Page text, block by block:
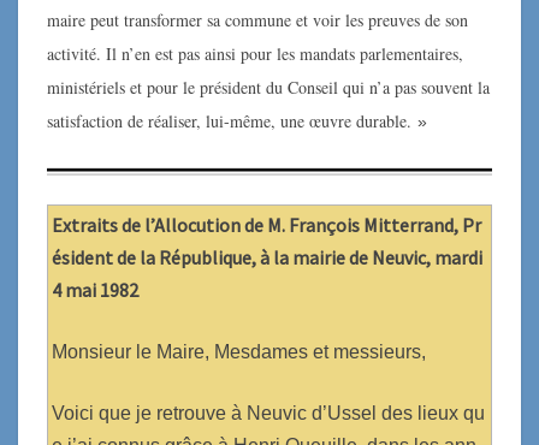
maire peut transformer sa commune et voir les preuves de son
activité. Il n’en est pas ainsi pour les mandats parlementaires,
ministériels et pour le président du Conseil qui n’a pas souvent la
satisfaction de réaliser, lui-même, une œuvre durable. »
Extraits de l’Allocution de M. François Mitterrand, Pr
ésident de la République,à la mairie de Neuvic, mardi
4 mai 1982
Monsieur le Maire, Mesdames et messieurs,
Voici que je retrouve à Neuvic d’Ussel des lieux qu